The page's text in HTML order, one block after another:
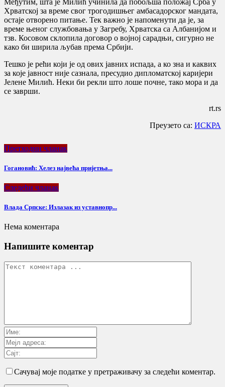
Хрватској за време свог трогодишњег амбасадорског мандата,
остаје отворено питање. Тек важно је напоменути да је, за
време њеног службовања у Загребу, Хрватска са Албанијом и
тзв. Косовом склопила договор о војној сарадњи, сигурно не
како би ширила љубав према Србији.
Тешко је рећи који је од ових јавних испада, а ко зна и каквих
за које јавност није сазнала, пресудио дипломатској каријери
Јелене Милић. Неки би рекли што лоше почне, тако мора и да
се заврши.
rt.rs
Преузето са: ИСКРА
Претходни чланак
Гогановић: Хелез највећа пријетња...
Следећи чланак
Влада Српске: Излазак из уставнопр...
Нема коментара
Напишите коментар
Сачувај моје податке у претраживачу за следећи коментар.